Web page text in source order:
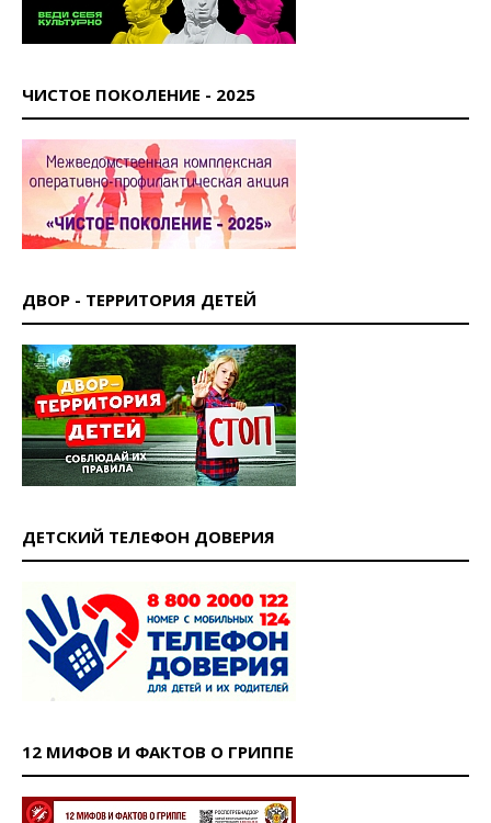
ЧИСТОЕ ПОКОЛЕНИЕ - 2025
ДВОР - ТЕРРИТОРИЯ ДЕТЕЙ
ДЕТСКИЙ ТЕЛЕФОН ДОВЕРИЯ
12 МИФОВ И ФАКТОВ О ГРИППЕ